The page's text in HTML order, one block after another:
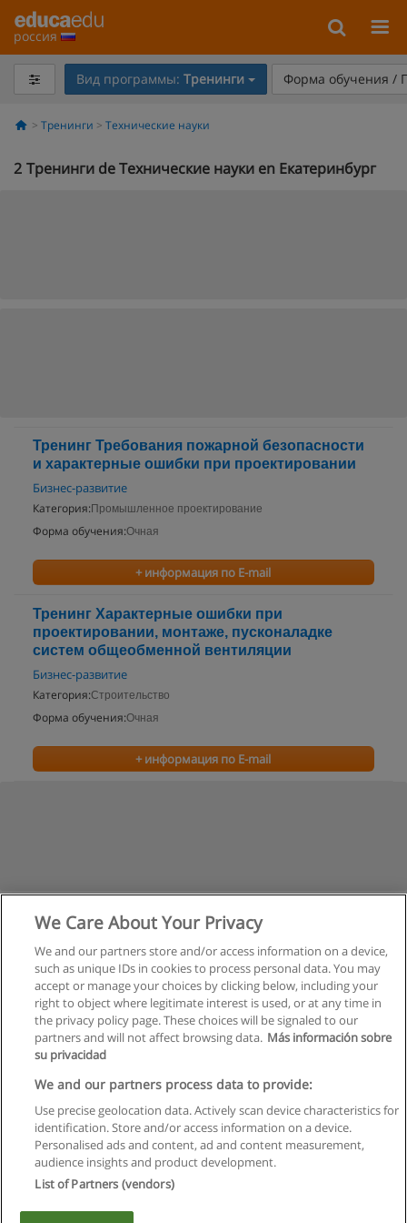
россия
Вид программы: Тренинги Форма обучения /
Тренинги Технические науки
2 Тренинги de Технические науки en Екатеринбург
Тренинг Требования пожарной безопасности
и характерные ошибки при проектировании
Бизнес-развитие
Категория: Промышленное проектирование
Форма обучения:Очная
+ информация по E-mail
Тренинг Характерные ошибки при
проектировании, монтаже, пусконаладке
систем общеобменной вентиляции
Бизнес-развитие
Категория:Строительство
Форма обучения:Очная
+ информация по E-mail
Правила пользования
Конфиденциальность информации
Напишите Educaedu
Copyright © Educaedu Business S.L. - CIF : B-95610580: -
We Care About Your Privacy
We and our partners store and/or access information on a device,
such as unique IDs in cookies to process personal data. You may
accept or manage your choices by clicking below, including your
right to object where legitimate interest is used, or at any time in
the privacy policy page. These choices will be signaled to our
partners and will not affect browsing data. Más información sobre
su privacidad
We and our partners process data to provide:
Use precise geolocation data. Actively scan device characteristics for
identification. Store and/or access information on a device.
Personalised ads and content, ad and content measurement,
audience insights and product development.
List of Partners (vendors)